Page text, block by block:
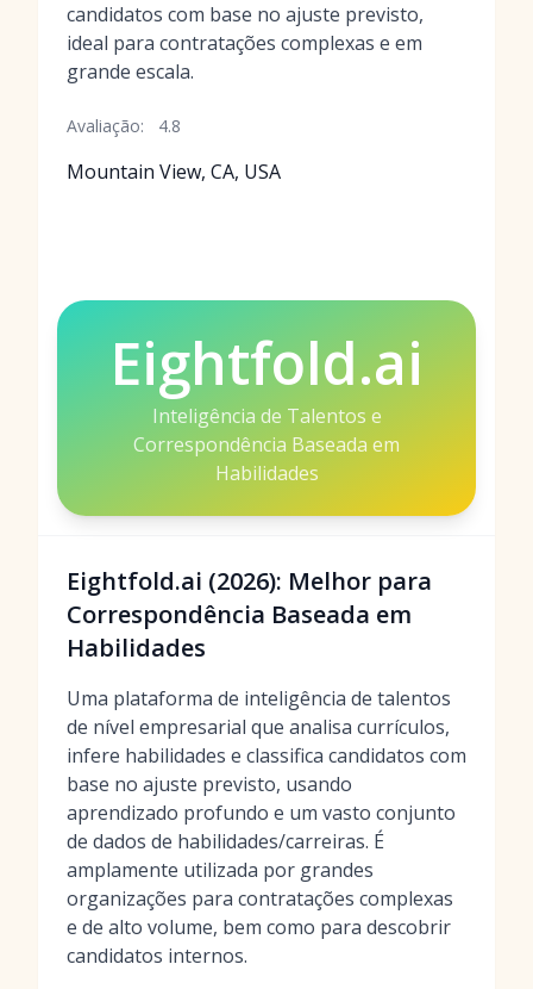
candidatos com base no ajuste previsto,
ideal para contratações complexas e em
grande escala.
Avaliação: 4.8
Mountain View, CA, USA
Eightfold.ai
Inteligência de Talentos e
Correspondência Baseada em
Habilidades
Eightfold.ai (2026): Melhor para
Correspondência Baseada em
Habilidades
Uma plataforma de inteligência de talentos
de nível empresarial que analisa currículos,
infere habilidades e classifica candidatos com
base no ajuste previsto, usando
aprendizado profundo e um vasto conjunto
de dados de habilidades/carreiras. É
amplamente utilizada por grandes
organizações para contratações complexas
e de alto volume, bem como para descobrir
candidatos internos.